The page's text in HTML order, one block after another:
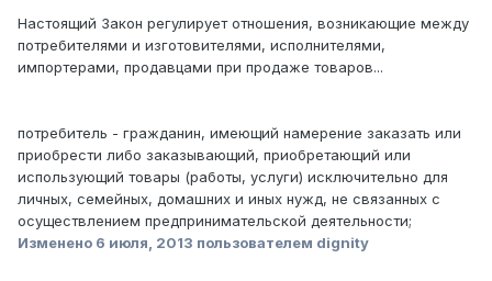
Настоящий Закон регулирует отношения, возникающие между
потребителями и изготовителями, исполнителями,
импортерами, продавцами при продаже товаров...
потребитель - гражданин, имеющий намерение заказать или
приобрести либо заказывающий, приобретающий или
использующий товары (работы, услуги) исключительно для
личных, семейных, домашних и иных нужд, не связанных с
осуществлением предпринимательской деятельности;
Изменено 6 июля, 2013 пользователем dignity